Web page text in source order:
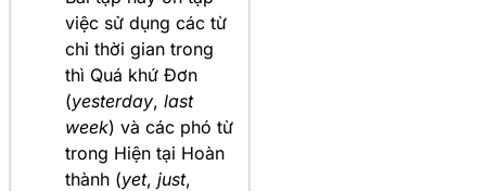
việc sử dụng các từ
chỉ thời gian trong
thì Quá khứ Đơn
(yesterday, last
week) và các phó từ
trong Hiện tại Hoàn
thành (yet, just,